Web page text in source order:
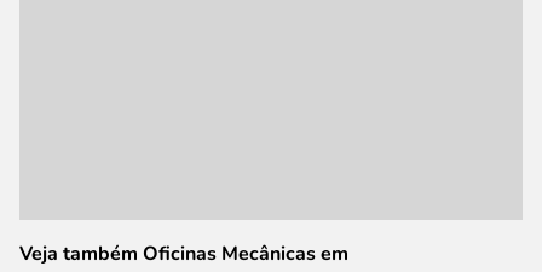
Veja também Oficinas Mecânicas em